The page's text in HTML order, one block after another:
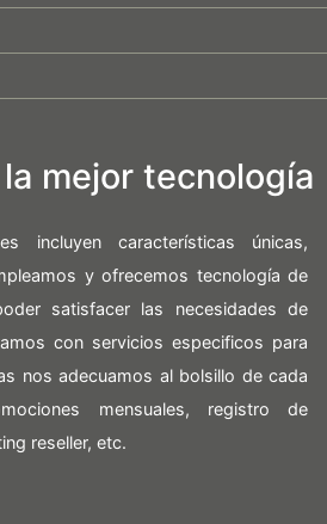
mejor tecnología
incluyen características únicas,
y ofrecemos tecnología de
satisfacer las necesidades de
con servicios especificos para
nos adecuamos al bolsillo de cada
mensuales, registro de
reseller, etc.